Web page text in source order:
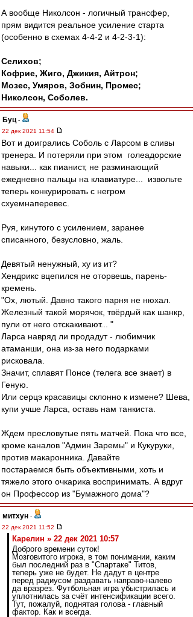
А вообще Николсон - логичный трансфер,
прям видится реальное усиление старта
(особенно в схемах 4-4-2 и 4-2-3-1):
Селихов;
Кофрие, Жиго, Джикия, Айтрон;
Мозес, Умяров, Зобнин, Промес;
Николсон, Соболев.
Буц -
22 дек 2021 11:54
Вот и доигрались Соболь с Ларсом в сливы
тренера. И потеряли при этом голеадорские
навыки... как пианист, не разминающий
ежедневно пальцы на клавиатуре... извольте
теперь конкурировать с негром
схуемнаперевес.
Руя, кинутого с усилением, заранее
списанного, безусловно, жаль.
Девятый ненужный, ху из ит?
Хендрикс вцепился не оторвешь, парень-
кремень.
"Ох, лютый. Давно такого парня не нюхал.
Железный такой морячок, твёрдый как шанкр,
пули от него отскакивают... "
Ларса навряд ли продадут - любимчик
атаманши, она из-за него подарками
рисковала.
Значит, сплавят Понсе (телега все знает) в
Геную.
Или серцэ красавицы склонно к измене? Шева,
купи учше Ларса, оставь нам танкиста.
Ждем пресловутые пять матчей. Пока что все,
кроме каналов "Админ Заремы" и Кукуруки,
против макаронника. Давайте
постараемся быть объективными, хоть и
тяжело этого очкарика воспринимать. А вдруг
он Профессор из "Бумажного дома"?
митхун -
22 дек 2021 11:52
Карелин » 22 дек 2021 10:57
Доброго времени суток!
Мозговитого игрока, в том понимании, каким
был последний раз в "Спартаке" Титов,
теперь уже не будет. Не дадут в центре
перед радиусом раздавать направо-налево
да вразрез. Футбольная игра убыстрилась и
уплотнилась за счёт интенсификации всего.
Тут, пожалуй, поднятая голова - главный
фактор. Как и всегда.